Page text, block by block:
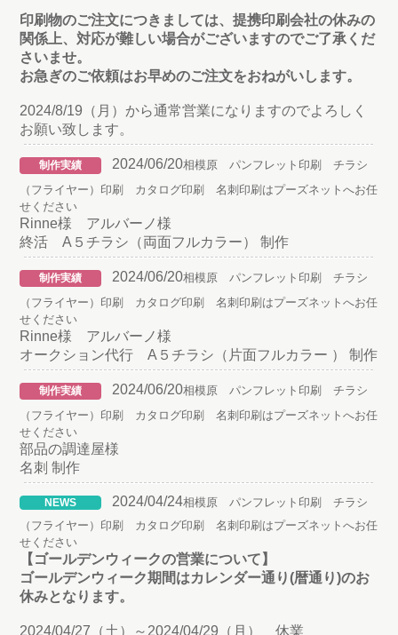
印刷物のご注文につきましては、提携印刷会社の休みの
関係上、対応が難しい場合がございますのでご了承くだ
さいませ。
お急ぎのご依頼はお早めのご注文をおねがいします。
2024/8/19（月）から通常営業になりますのでよろしく
お願い致します。
制作実績 2024/06/20相模原 パンフレット印刷 チラシ
（フライヤー）印刷 カタログ印刷 名刺印刷はプーズネットへお任
せください
Rinne様 アルバーノ様
終活 A５チラシ（両面フルカラー） 制作
制作実績 2024/06/20相模原 パンフレット印刷 チラシ
（フライヤー）印刷 カタログ印刷 名刺印刷はプーズネットへお任
せください
Rinne様 アルバーノ様
オークション代行 A５チラシ（片面フルカラー ） 制作
制作実績 2024/06/20相模原 パンフレット印刷 チラシ
（フライヤー）印刷 カタログ印刷 名刺印刷はプーズネットへお任
せください
部品の調達屋様
名刺 制作
NEWS 2024/04/24相模原 パンフレット印刷 チラシ
（フライヤー）印刷 カタログ印刷 名刺印刷はプーズネットへお任
せください
【ゴールデンウィークの営業について】
ゴールデンウィーク期間はカレンダー通り(暦通り)のお
休みとなります。
2024/04/27（土）～2024/04/29（月） 休業